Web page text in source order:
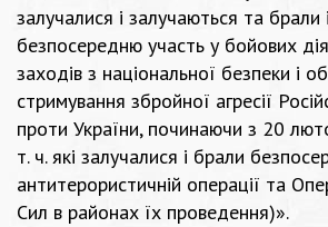
залучалися і залучаються та брали
безпосередню участь у бойових
заходів з національної безпеки і
стримування збройної агресії
проти України, починаючи з 20
т. ч. які залучалися і брали
антитерористичній операції та
Сил в районах їх проведення)».